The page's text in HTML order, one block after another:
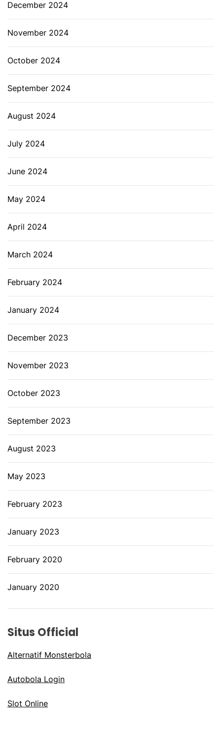
December 2024
November 2024
October 2024
September 2024
August 2024
July 2024
June 2024
May 2024
April 2024
March 2024
February 2024
January 2024
December 2023
November 2023
October 2023
September 2023
August 2023
May 2023
February 2023
January 2023
February 2020
January 2020
Situs Official
Alternatif Monsterbola
Autobola Login
Slot Online